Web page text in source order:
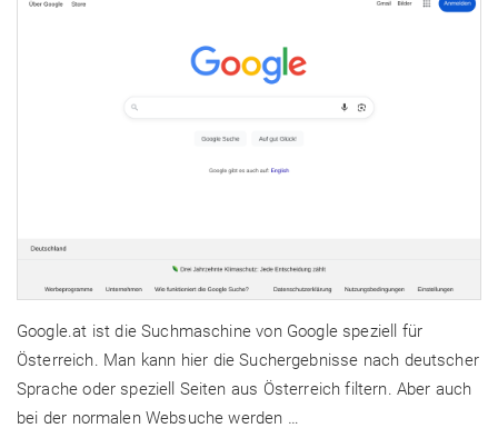
Google.at ist die Suchmaschine von Google speziell für
Österreich. Man kann hier die Suchergebnisse nach deutscher
Sprache oder speziell Seiten aus Österreich filtern. Aber auch
bei der normalen Websuche werden …